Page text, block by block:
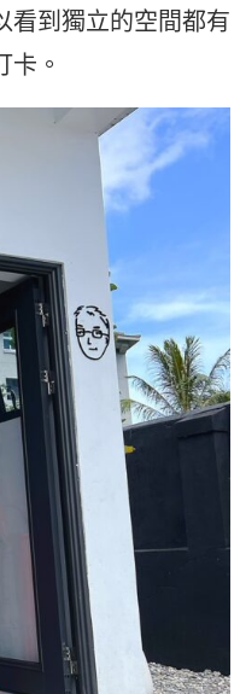
看到獨立的空間都有
。